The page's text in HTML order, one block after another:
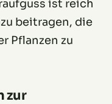
ist reich
beitragen, die
Pflanzen zu
zur